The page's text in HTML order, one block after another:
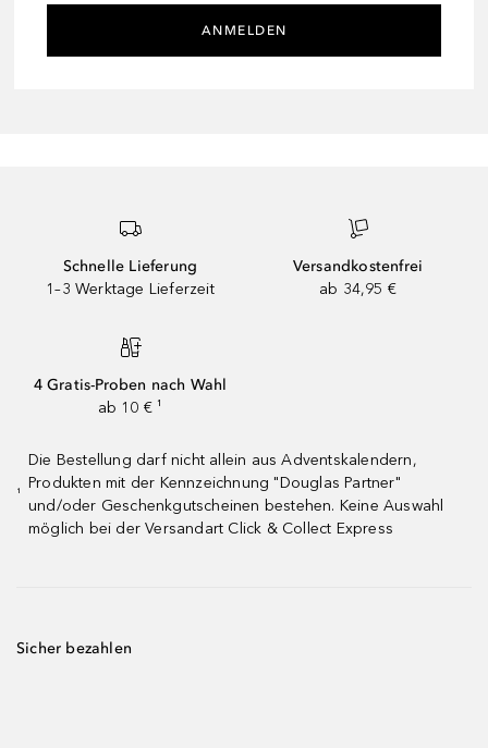
ANMELDEN
Schnelle Lieferung
1–3 Werktage Lieferzeit
Versandkostenfrei
ab 34,95 €
4 Gratis-Proben nach Wahl
ab 10 € ¹
¹
Die Bestellung darf nicht allein aus Adventskalendern,
Produkten mit der Kennzeichnung "Douglas Partner"
und/oder Geschenkgutscheinen bestehen. Keine Auswahl
möglich bei der Versandart Click & Collect Express
Sicher bezahlen